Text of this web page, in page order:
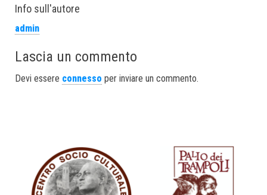
bo
ok
tt
Info sull'autore
admin
Lascia un commento
Devi essere connesso per inviare un commento.